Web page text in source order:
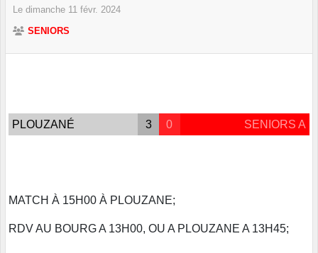
Le dimanche 11 févr. 2024
SENIORS
PLOUZANÉ 3 0 SENIORS A
MATCH À 15H00 À PLOUZANE;
RDV AU BOURG A 13H00, OU A PLOUZANE A 13H45;